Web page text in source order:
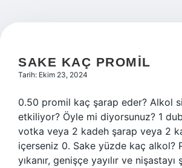
SAKE KAÇ PROMIL
Tarih: Ekim 23, 2024
0.50 promil kaç şarap eder? Alkol
etkiliyor? Öyle mi diyorsunuz? 1
votka veya 2 kadeh şarap veya 2
içerseniz 0. Sake yüzde kaç alkol?
yıkanır, genişçe yayılır ve